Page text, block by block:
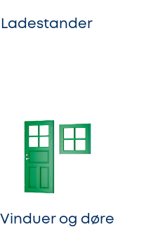
Ladestander
Vinduer og døre